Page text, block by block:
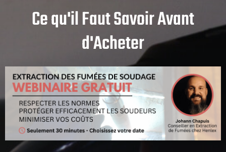
Ce qu'il Faut Savoir Avant
d'Acheter